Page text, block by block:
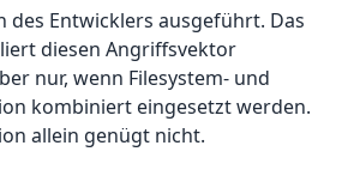
des Entwicklers ausgeführt. Das
diesen Angriffsvektor
nur, wenn Filesystem- und
kombiniert eingesetzt werden.
allein genügt nicht.